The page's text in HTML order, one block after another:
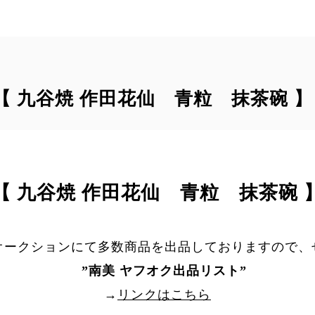
九谷焼 作田花仙 青粒 抹茶碗 】
九谷焼 作田花仙 青粒 抹茶碗 】
クションにて多数商品を出品しておりますので、
”南美 ヤフオク出品リスト ”
→ リンクはこちら